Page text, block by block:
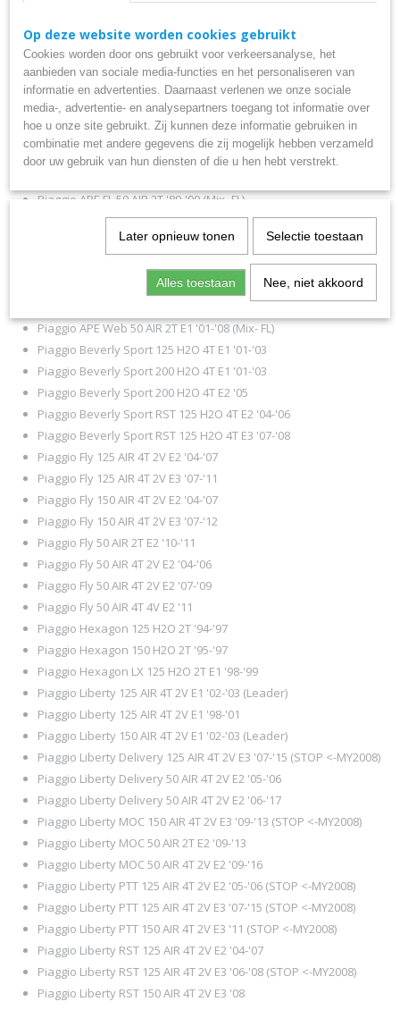
Malaguti Madison 125 H2O 4T E1 '99-'01 (1MS)
Malaguti Madison 125 H2O 4T E2 '02-'05 (3MS)
Malaguti Madison 150 H2O 4T E1 '99-'01
Malaguti Madison 150 H2O 4T E2 '02
Malaguti Madison R 180 H2O 4T E2 '02-'04 (M242M)
Malaguti Madison S 250 H2O 4T E1 '99-'01 (G310E)
Malaguti Madison S 250 H2O 4T E2 '02-'03 (G310E)
Piaggio APE 50 AIR 2T E4 '18-'20 (Mix- FL)
Piaggio APE FL 50 AIR 2T '89-'90 (Mix- FL)
Piaggio APE FL2 50 AIR 2T '91-'95 (Mix- FL)
Piaggio APE FL3 50 AIR 2T '96-'98 (Mix- FL)
Piaggio APE Mix 50 AIR 2T E1 '98-'08 (Mix- FL)
Piaggio APE Mix 50 AIR 2T E2 '09-'18 (Mix- FL)
Piaggio APE TM P50 Elestart AIR 2T '85-'88 (Mix- FL)
Piaggio APE Web 50 AIR 2T E1 '01-'08 (Mix- FL)
Piaggio Beverly Sport 125 H2O 4T E1 '01-'03
Piaggio Beverly Sport 200 H2O 4T E1 '01-'03
Piaggio Beverly Sport 200 H2O 4T E2 '05
Piaggio Beverly Sport RST 125 H2O 4T E2 '04-'06
Piaggio Beverly Sport RST 125 H2O 4T E3 '07-'08
Piaggio Fly 125 AIR 4T 2V E2 '04-'07
Piaggio Fly 125 AIR 4T 2V E3 '07-'11
Piaggio Fly 150 AIR 4T 2V E2 '04-'07
Piaggio Fly 150 AIR 4T 2V E3 '07-'12
Piaggio Fly 50 AIR 2T E2 '10-'11
Piaggio Fly 50 AIR 4T 2V E2 '04-'06
Piaggio Fly 50 AIR 4T 2V E2 '07-'09
Piaggio Fly 50 AIR 4T 4V E2 '11
Piaggio Hexagon 125 H2O 2T '94-'97
Piaggio Hexagon 150 H2O 2T '95-'97
Piaggio Hexagon LX 125 H2O 2T E1 '98-'99
Piaggio Liberty 125 AIR 4T 2V E1 '02-'03 (Leader)
Piaggio Liberty 125 AIR 4T 2V E1 '98-'01
Piaggio Liberty 150 AIR 4T 2V E1 '02-'03 (Leader)
Piaggio Liberty Delivery 125 AIR 4T 2V E3 '07-'15 (STOP <-MY2008)
Piaggio Liberty Delivery 50 AIR 4T 2V E2 '05-'06
Piaggio Liberty Delivery 50 AIR 4T 2V E2 '06-'17
Piaggio Liberty MOC 150 AIR 4T 2V E3 '09-'13 (STOP <-MY2008)
Piaggio Liberty MOC 50 AIR 2T E2 '09-'13
Piaggio Liberty MOC 50 AIR 4T 2V E2 '09-'16
Piaggio Liberty PTT 125 AIR 4T 2V E2 '05-'06 (STOP <-MY2008)
Piaggio Liberty PTT 125 AIR 4T 2V E3 '07-'15 (STOP <-MY2008)
Piaggio Liberty PTT 150 AIR 4T 2V E3 '11 (STOP <-MY2008)
Piaggio Liberty RST 125 AIR 4T 2V E2 '04-'07
Piaggio Liberty RST 125 AIR 4T 2V E3 '06-'08 (STOP <-MY2008)
Piaggio Liberty RST 150 AIR 4T 2V E3 '08
Op deze website worden cookies gebruikt
Cookies worden door ons gebruikt voor verkeersanalyse, het
aanbieden van sociale media-functies en het personaliseren van
informatie en advertenties. Daarnaast verlenen we onze sociale
media-, advertentie- en analysepartners toegang tot informatie over
hoe u onze site gebruikt. Zij kunnen deze informatie gebruiken in
combinatie met andere gegevens die zij mogelijk hebben verzameld
door uw gebruik van hun diensten of die u hen hebt verstrekt.
Later opnieuw tonen Selectie toestaan
Alles toestaan Nee, niet akkoord